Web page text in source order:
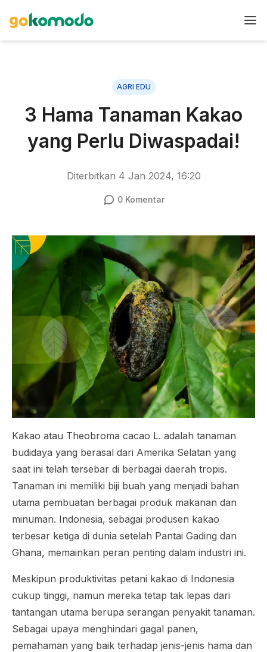
AGRI EDU
3 Hama Tanaman Kakao
yang Perlu Diwaspadai!
Diterbitkan 4 Jan 2024, 16:20
0Komentar
Kakao atau Theobroma cacao L. adalah tanaman
budidaya yang berasal dari Amerika Selatan yang
saat ini telah tersebar di berbagai daerah tropis.
Tanaman ini memiliki biji buah yang menjadi bahan
utama pembuatan berbagai produk makanan dan
minuman. Indonesia, sebagai produsen kakao
terbesar ketiga di dunia setelah Pantai Gading dan
Ghana, memainkan peran penting dalam industri ini.
Meskipun produktivitas petani kakao di Indonesia
cukup tinggi, namun mereka tetap tak lepas dari
tantangan utama berupa serangan penyakit tanaman.
Sebagai upaya menghindari gagal panen,
pemahaman yang baik terhadap jenis-jenis hama dan